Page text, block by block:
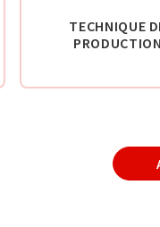
TECHNIQUE
PRODUCTION